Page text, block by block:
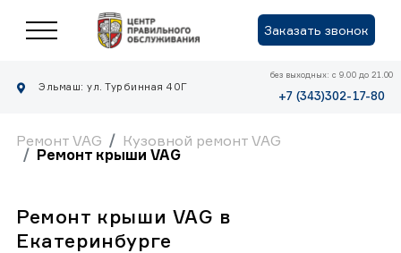
Заказать звонок
Эльмаш: ул. Турбинная 40Г
без выходных: с 9.00 до 21.00
+7 (343)302-17-80
Ремонт VAG
Кузовной ремонт VAG
Ремонт крыши VAG
Ремонт крыши VAG в
Екатеринбурге